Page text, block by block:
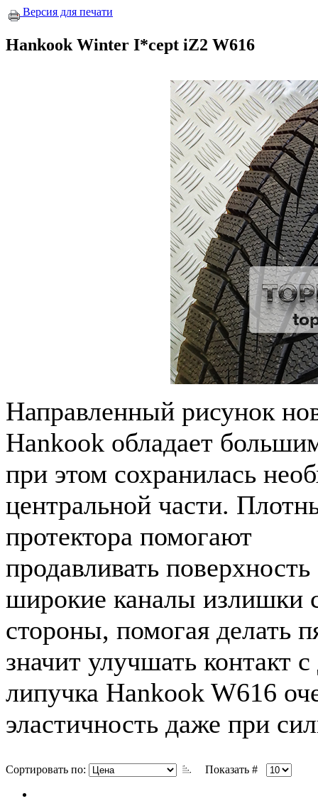
Версия для печати
Hankook Winter I*cept iZ2 W616
Направленный рисунок
Hankook обладает
при этом сохранилась
центральной части.
протектора помогают
продавливать поверхность
широкие каналы излишки
стороны, помогая делать
значит улучшать контакт с
липучка Hankook W616
эластичность даже при
Сортировать по: Показать #